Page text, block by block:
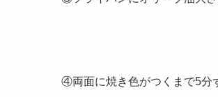
④両面に焼き色がつくまで5分